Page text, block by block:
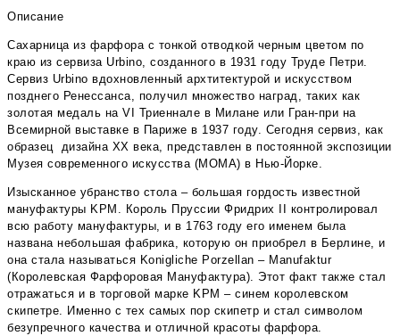
Описание
Сахарница из фарфора с тонкой отводкой черным цветом по
краю из сервиза Urbino, созданного в 1931 году Труде Петри.
Сервиз Urbino вдохновленный архтитектурой и искусством
позднего Ренессанса, получил множество наград, таких как
золотая медаль на VI Триеннале в Милане или Гран-при на
Всемирной выставке в Париже в 1937 году. Сегодня сервиз, как
образец дизайна XX века, представлен в постоянной экспозиции
Музея современного искусства (МOMA) в Нью-Йорке.
Изысканное убранство стола – большая гордость известной
мануфактуры KPM. Король Пруссии Фридрих II контролировал
всю работу мануфактуры, и в 1763 году его именем была
названа небольшая фабрика, которую он приобрел в Берлине, и
она стала называться Konigliche Porzellan – Manufaktur
(Королевская Фарфоровая Мануфактура). Этот факт также стал
отражаться и в торговой марке KPM – синем королевском
скипетре. Именно с тех самых пор скипетр и стал символом
безупречного качества и отличной красоты фарфора.